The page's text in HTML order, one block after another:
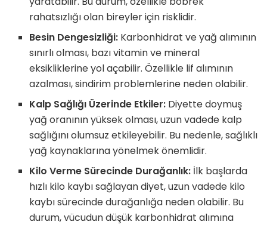
rahatsızlığı olan bireyler için risklidir.
Besin Dengesizliği: Karbonhidrat ve yağ alımının
sınırlı olması, bazı vitamin ve mineral
eksikliklerine yol açabilir. Özellikle lif alımının
azalması, sindirim problemlerine neden olabilir.
Kalp Sağlığı Üzerinde Etkiler: Diyette doymuş
yağ oranının yüksek olması, uzun vadede kalp
sağlığını olumsuz etkileyebilir. Bu nedenle, sağlıklı
yağ kaynaklarına yönelmek önemlidir.
Kilo Verme Sürecinde Durağanlık: İlk başlarda
hızlı kilo kaybı sağlayan diyet, uzun vadede kilo
kaybı sürecinde durağanlığa neden olabilir. Bu
durum, vücudun düşük karbonhidrat alımına